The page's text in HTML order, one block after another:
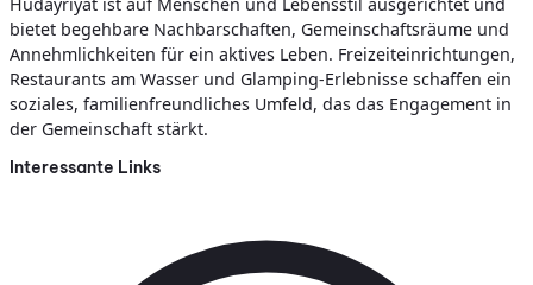
bietet begehbare Nachbarschaften, Gemeinschaftsräume und
Annehmlichkeiten für ein aktives Leben. Freizeiteinrichtungen,
Restaurants am Wasser und Glamping-Erlebnisse schaffen ein
soziales, familienfreundliches Umfeld, das das Engagement in
der Gemeinschaft stärkt.
Interessante Links